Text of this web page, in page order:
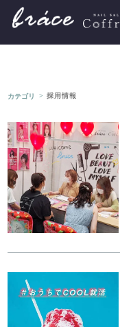
カテゴリ> 採用情報